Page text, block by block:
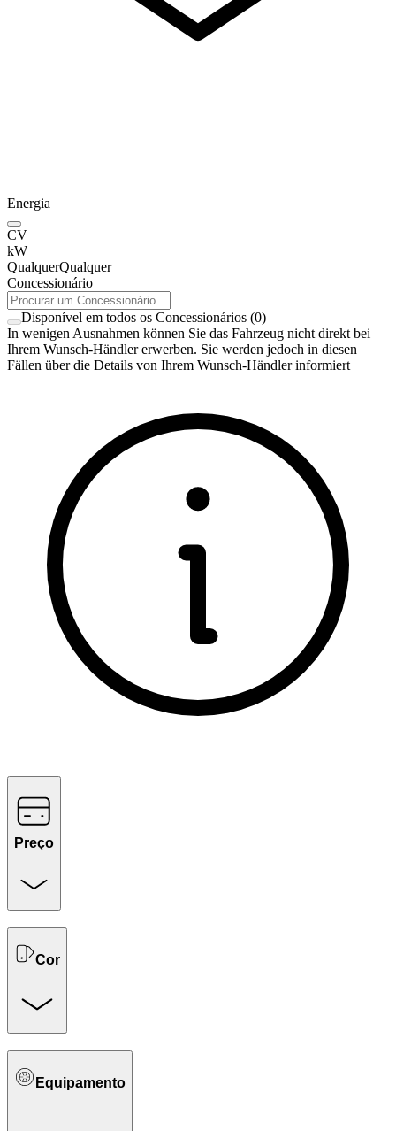
Energia
CV
kW
QualquerQualquer
Concessionário
Disponível em todos os Concessionários (0)
In wenigen Ausnahmen können Sie das Fahrzeug nicht direkt bei
Ihrem Wunsch-Händler erwerben. Sie werden jedoch in diesen
Fällen über die Details von Ihrem Wunsch-Händler informiert
Preço
Cor
Equipamento